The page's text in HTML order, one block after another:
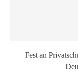
Fest an